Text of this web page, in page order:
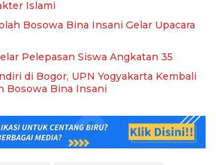
Bosowa Bina Insani Gelar Upacara
Pelepasan Siswa Angkatan 35
di Bogor, UPN Yogyakarta Kembali
Bosowa Bina Insani